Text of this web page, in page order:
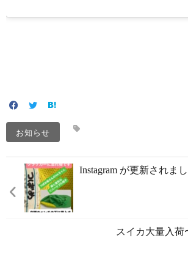
お知らせ
Instagram が更新されま
スイカ大量入荷